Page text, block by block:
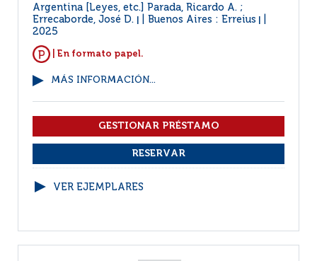
Argentina [Leyes, etc.] Parada, Ricardo A. ;
Errecaborde, José D.
Buenos Aires : Erreius
2025
| En formato papel.
MÁS INFORMACIÓN...
VER EJEMPLARES